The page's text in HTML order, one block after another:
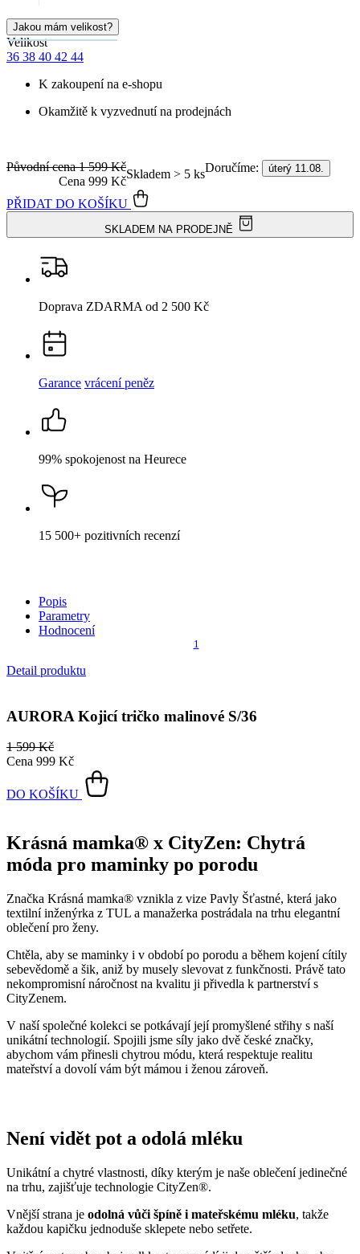
Jakou mám velikost?
Velikost
36 38 40 42 44
K zakoupení na e-shopu
Okamžitě k vyzvednutí na prodejnách
Skladem > 5 ksDoručíme: úterý 11.08.
Cena 999 Kč
Původní cena1 599 Kč
PŘIDAT DO KOŠÍKU
SKLADEM NA PRODEJNĚ
Doprava ZDARMA od 2 500 Kč
Garance vrácení peněz
99% spokojenost na Heurece
15 500+ pozitivních recenzí
Popis
Parametry
Hodnocení
1
Detail produktu
AURORA Kojicí tričko malinové S/36
1 599 Kč
Cena 999 Kč
DO KOŠÍKU
Krásná mamka® x CityZen: Chytrá
móda pro maminky po porodu
Značka Krásná mamka® vznikla z vize Pavly Šťastné, která jako
textilní inženýrka z TUL a manažerka postrádala na trhu elegantní
oblečení pro ženy.
Chtěla, aby se maminky i v období po porodu a během kojení cítily
sebevědomě a šik, aniž by musely slevovat z funkčnosti. Právě tato
nekompromisní náročnost na kvalitu ji přivedla k partnerství s
CityZenem.
V naší společné kolekci se potkávají její promyšlené střihy s naší
unikátní technologií. Spojili jsme síly jako dvě české značky,
abychom vám přinesli chytrou módu, která respektuje realitu
mateřství a dovolí vám být mámou i ženou zároveň.
Není vidět pot a odolá mléku
Unikátní a chytré vlastnosti, díky kterým je naše oblečení jedinečné
na trhu, zajišťuje technologie CityZen®.
Vnější strana je odolná vůči špíně i mateřskému mléku, takže
každou kapičku jednoduše sklepete nebo setřete.